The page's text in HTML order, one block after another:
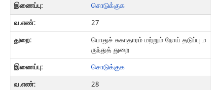
சொடுக்குக
27
பொதுச் சுகாதாரம் மற்றும் நோய் தடுப்பு ம
ருந்துத் துறை
சொடுக்குக
28